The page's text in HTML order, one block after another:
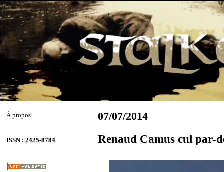
À propos
ISSN : 2425-8784
07/07/2014
Renaud Camus cul par-